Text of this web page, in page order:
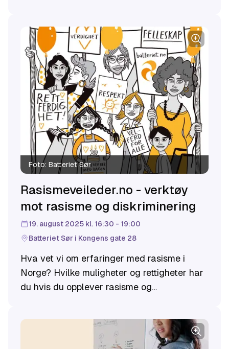
Foto: Batteriet Sør
Rasismeveileder.no - verktøy
mot rasisme og diskriminering
19. august 2025 kl. 16:30 - 19:00
Batteriet Sør i Kongens gate 28
Hva vet vi om erfaringer med rasisme i
Norge? Hvilke muligheter og rettigheter har
du hvis du opplever rasisme og
fordommer og rasisme fra kunder, kolleger